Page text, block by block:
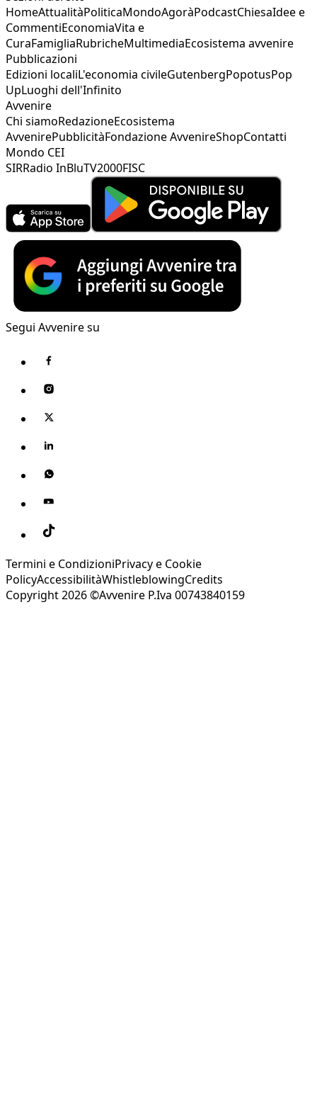
HomeAttualitàPoliticaMondoAgoràPodcastChiesaIdee e
CommentiEconomiaVita e
CuraFamigliaRubricheMultimediaEcosistema avvenire
Pubblicazioni
Edizioni localiL'economia civileGutenbergPopotusPop
UpLuoghi dell'Infinito
Avvenire
Chi siamoRedazioneEcosistema
AvvenirePubblicitàFondazione AvvenireShopContatti
Mondo CEI
SIRRadio InBluTV2000FISC
Segui Avvenire su
Termini e CondizioniPrivacy e Cookie
PolicyAccessibilitàWhistleblowingCredits
Copyright 2026 ©Avvenire P.Iva 00743840159